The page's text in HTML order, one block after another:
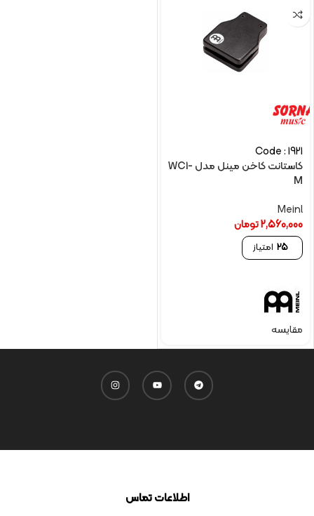
Code : 1921
کاستانت کاخن مینل مدل WC1-
M
Meinl
2,560,000تومان
25 امتیاز
مقایسه
اطلاعات تماس